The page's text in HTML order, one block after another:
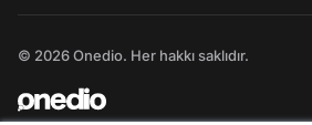
© 2026 Onedio. Her hakkı saklıdır.